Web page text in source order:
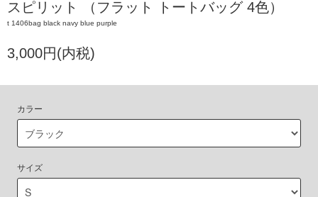
スピリット （フラット トートバッグ 4色）
t 1406bag black navy blue purple
3,000円(内税)
カラー
サイズ